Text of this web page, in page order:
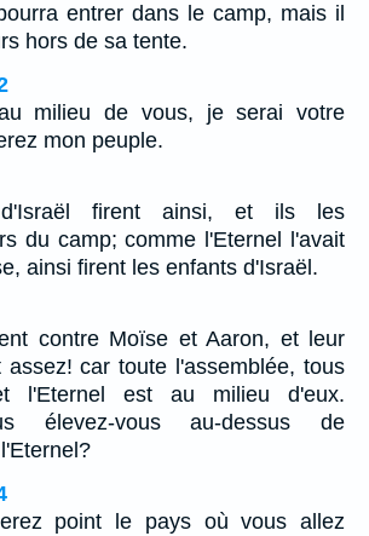
entrer dans le camp, mais il
hors de sa tente.
milieu de vous, je serai votre
mon peuple.
firent ainsi, et ils les
du camp; comme l'Eternel l'avait
ainsi firent les enfants d'Israël.
contre Moïse et Aaron, et leur
assez! car toute l'assemblée, tous
l'Eternel est au milieu d'eux.
élevez-vous au-dessus de
point le pays où vous allez